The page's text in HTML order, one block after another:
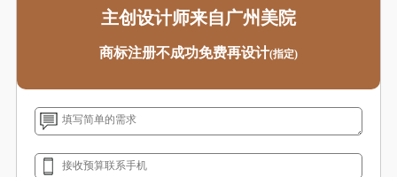
主创设计师来自广州美院
商标注册不成功免费再设计(指定)